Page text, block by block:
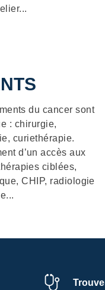
Des examens
du cancer sont
: chirurgie,
curiethérapie.
d’un accès aux
ciblées,
CHIP, radiologie